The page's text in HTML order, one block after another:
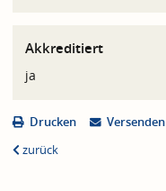
Akkreditiert
ja
Drucken Versenden
zurück